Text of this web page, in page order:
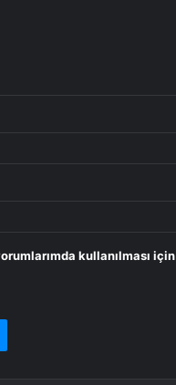
kullanılması